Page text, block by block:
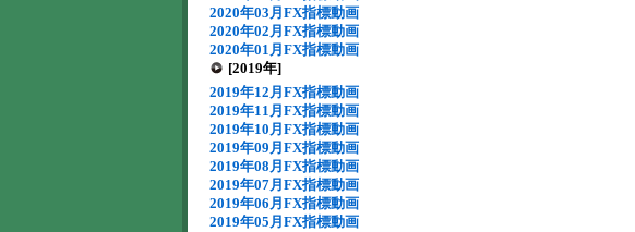
2020年03月FX指標動画
2020年02月FX指標動画
2020年01月FX指標動画
[2019年]
2019年12月FX指標動画
2019年11月FX指標動画
2019年10月FX指標動画
2019年09月FX指標動画
2019年08月FX指標動画
2019年07月FX指標動画
2019年06月FX指標動画
2019年05月FX指標動画